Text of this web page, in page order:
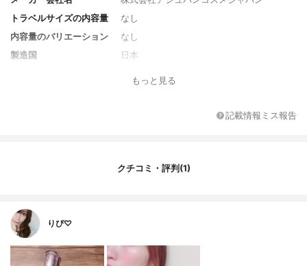
トラベルサイズの内容量
なし
内容量のバリエーション
なし
製造国
日本
トラネキサム酸、グリチルリチン酸2K
出液、エクトイン、ヒアルロン酸ナトリウ
リセリル、BG、クエン酸、クエン酸Na、1,
2-ペンタンジオール
もっと見る
記載情報ミス報告
クチコミ・評判(1)
りぴ♡